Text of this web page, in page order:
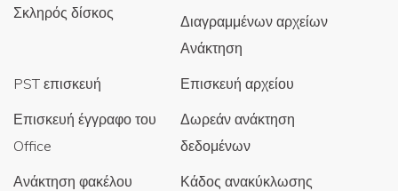
Σκληρός δίσκος
Διαγραμμένων αρχείων
Ανάκτηση
PST επισκευή
Επισκευή αρχείου
Επισκευή έγγραφο του
Office
Δωρεάν ανάκτηση
δεδομένων
Ανάκτηση φακέλου
Κάδος ανακύκλωσης